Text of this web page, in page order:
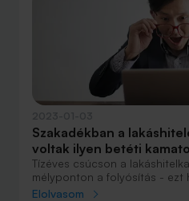
Szakadékban a
voltak ilyen betéti
Tízéves csúcson a
mélyponton a folyósítás - ezt
közzétett adatok szerint. A
Elolvasom